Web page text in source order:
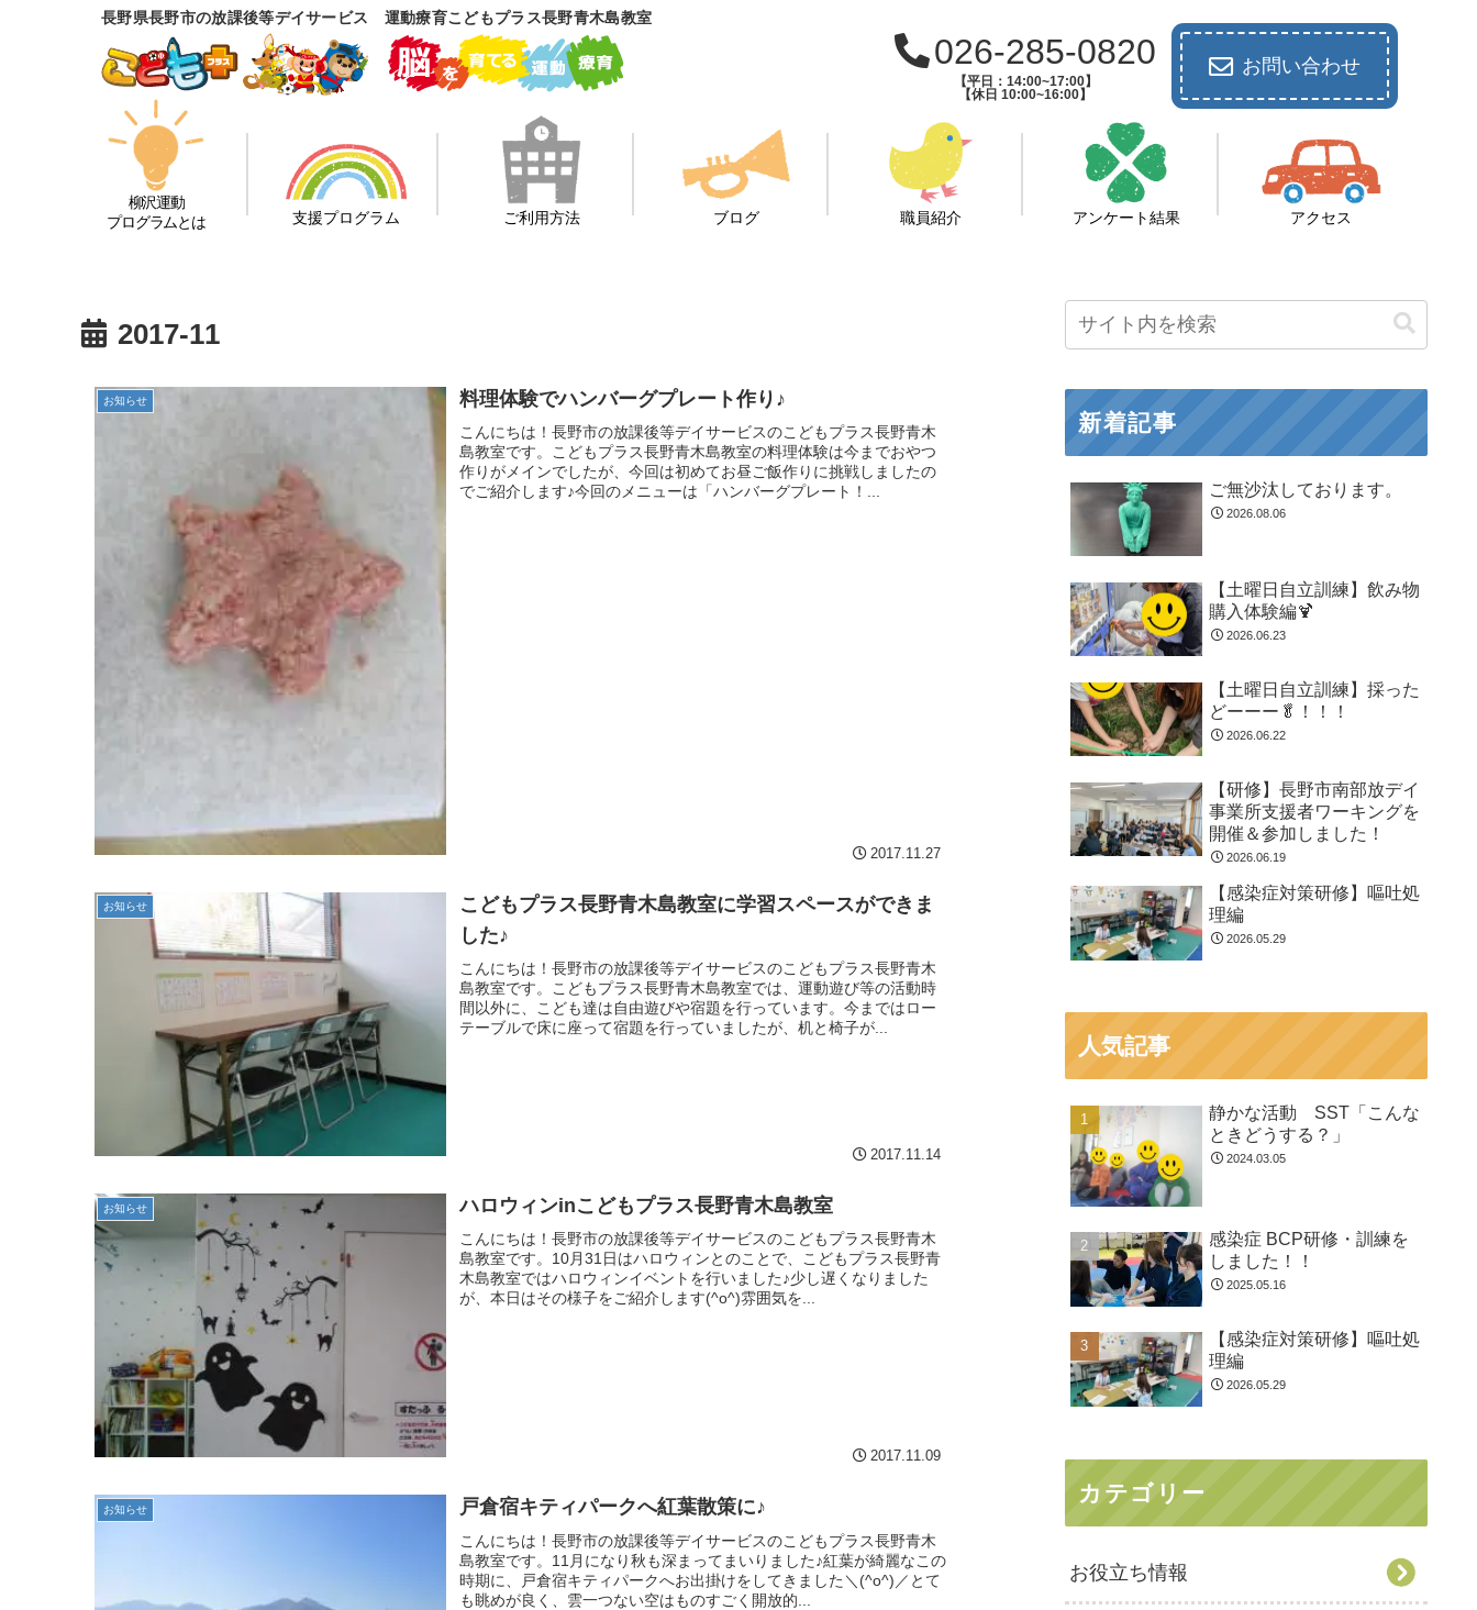
長野県長野市の放課後等デイサービス 運動療育こどもプラス長野青木島教室
026-285-0820
【平日：14:00~17:00】
【休日 10:00~16:00】
お問い合わせ
柳沢運動
プログラムとは
支援プログラム ご利用方法 ブログ 職員紹介 アンケート結果 アクセス
2017-11
お知らせ 料理体験でハンバーグプレート作り♪
こんにちは！長野市の放課後等デイサービスのこどもプラス長野青木
島教室です。こどもプラス長野青木島教室の料理体験は今までおやつ
作りがメインでしたが、今回は初めてお昼ご飯作りに挑戦しましたの
でご紹介します♪今回のメニューは「ハンバーグプレート！...
2017.11.27
お知らせ
こどもプラス長野青木島教室に学習スペースができま
した♪
こんにちは！長野市の放課後等デイサービスのこどもプラス長野青木
島教室です。こどもプラス長野青木島教室では、運動遊び等の活動時
間以外に、こども達は自由遊びや宿題を行っています。今まではロー
テーブルで床に座って宿題を行っていましたが、机と椅子が...
2017.11.14
お知らせ ハロウィンinこどもプラス長野青木島教室
こんにちは！長野市の放課後等デイサービスのこどもプラス長野青木
島教室です。10月31日はハロウィンとのことで、こどもプラス長野青
木島教室ではハロウィンイベントを行いました♪少し遅くなりました
が、本日はその様子をご紹介します(^o^)雰囲気を...
2017.11.09
お知らせ 戸倉宿キティパークへ紅葉散策に♪
こんにちは！長野市の放課後等デイサービスのこどもプラス長野青木
島教室です。11月になり秋も深まってまいりました♪紅葉が綺麗なこの
時期に、戸倉宿キティパークへお出掛けをしてきました＼(^o^)／とて
も眺めが良く、雲一つない空はものすごく開放的...
新着記事
ご無沙汰しております。
2026.08.06
【土曜日自立訓練】飲み物
購入体験編🍹
2026.06.23
【土曜日自立訓練】採った
どーーー🥬！！！
2026.06.22
【研修】長野市南部放デイ
事業所支援者ワーキングを
開催＆参加しました！
2026.06.19
【感染症対策研修】嘔吐処
理編
2026.05.29
人気記事
静かな活動 SST「こんな
ときどうする？」
2024.03.05
感染症 BCP研修・訓練を
しました！！
2025.05.16
【感染症対策研修】嘔吐処
理編
2026.05.29
カテゴリー
お役立ち情報